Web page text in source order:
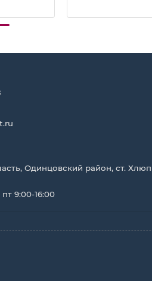
Одинцовский район, ст.
9:00-16:00